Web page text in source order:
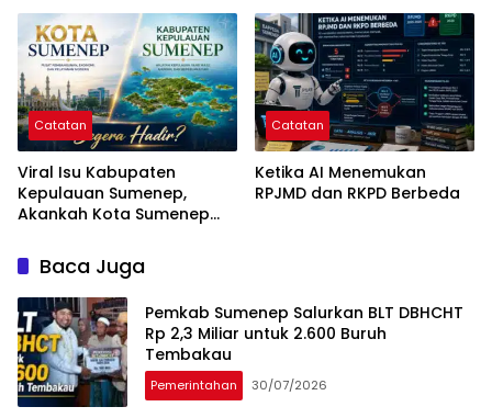
Catatan
Viral Isu Kabupaten
Kepulauan Sumenep,
Akankah Kota Sumenep
Catatan
Ketika AI Menemukan
RPJMD dan RKPD Berbeda
Baca Juga
Pemkab Sumenep Salurkan BLT DBHCHT
Rp 2,3 Miliar untuk 2.600 Buruh
Tembakau
Pemerintahan 30/07/2026